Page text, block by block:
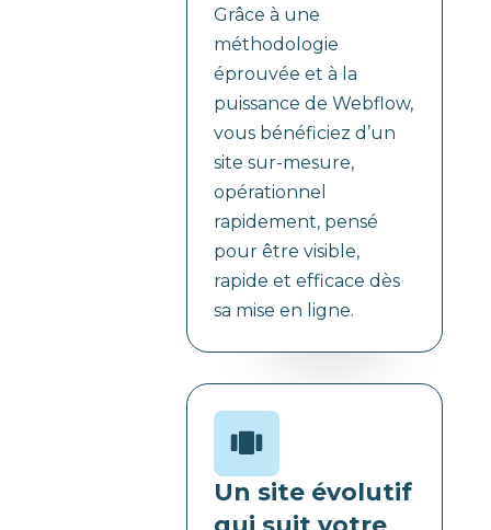
Grâce à une
méthodologie
éprouvée et à la
puissance de Webflow,
vous bénéficiez d’un
site sur-mesure,
opérationnel
rapidement, pensé
pour être visible,
rapide et efficace dès
sa mise en ligne.
Un site évolutif